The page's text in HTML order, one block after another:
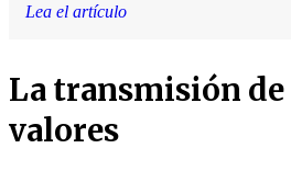
Lea el artículo
La transmisión de
valores